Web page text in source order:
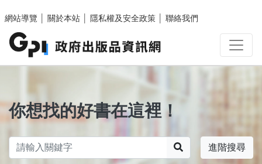
網站導覽
關於本站 隱私權及安全政策 聯絡我們
你想找的好書在這裡！
進階搜尋